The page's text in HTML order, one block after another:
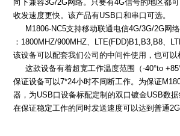
向下兼容3G/2G网络。只要有4G信号的地区都
收发速度更快。该产品有USB口和串口可选。
M1806-NC5支持移动联通电信4G/3G/2G网
：1800MHZ/900MHZ、LTE(FDD)B1,B3,B8、
该设备可以配套我们公司的中间件使用，也可以
这款设备有着超宽工作温度范围（-40°to
保证设备可以7*24小时不间断工作。为保证
器，为USB口设备标配定制的双口镀金USB数
在保证稳定工作的同时发送速度可以达到普通